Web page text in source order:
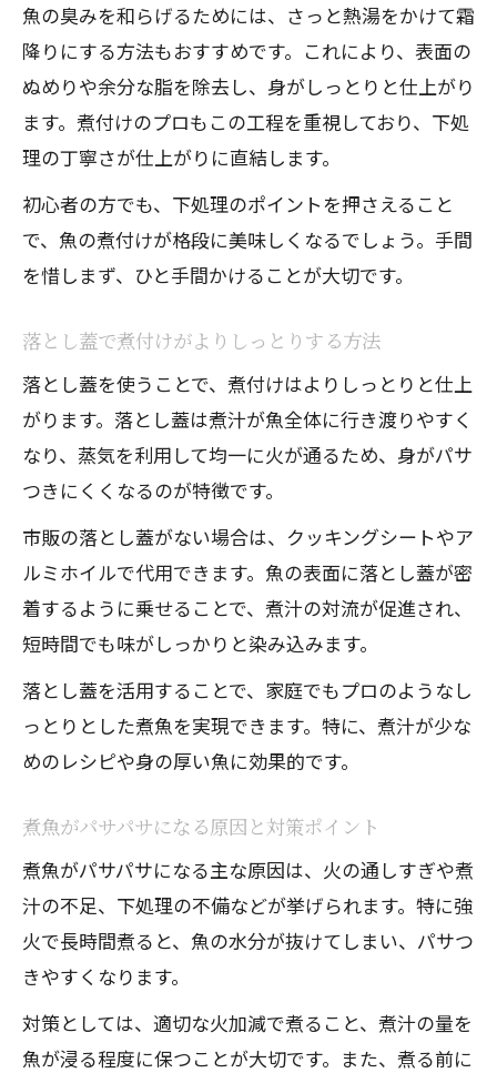
煮付けの煮詰めすぎ防止タイミングの見
極め
煮魚が固くならない火加減調整のコツ
プロも実践する煮付けの味しみテクニック
煮付けを冷ますことで味がしみる理由と
は
煮魚を一晩寝かせて美味しくするコツ
煮付けで味を染み込ませる裏技を紹介
プロが教える煮魚の味しみ時間管理術
落とし蓋活用で煮付けの味を均一にする
方法
煮汁が決め手の煮付けを極める方法
煮付けのたれの割合が美味しさを左右す
魚の煮付けに合う煮汁レシピのポイント
煮付けの煮汁を煮詰めて旨みを凝縮する
技
簡単にできるめんつゆで煮付けのコツ紹
煮汁の味を整えるプロの煮付けテクニッ
魚の臭みを和らげるためには、さっと熱湯をかけて霜
降りにする方法もおすすめです。これにより、表面の
ぬめりや余分な脂を除去し、身がしっとりと仕上がり
ます。煮付けのプロもこの工程を重視しており、下処
理の丁寧さが仕上がりに直結します。
初心者の方でも、下処理のポイントを押さえること
で、魚の煮付けが格段に美味しくなるでしょう。手間
を惜しまず、ひと手間かけることが大切です。
落とし蓋で煮付けがよりしっとりする方法
落とし蓋を使うことで、煮付けはよりしっとりと仕上
がります。落とし蓋は煮汁が魚全体に行き渡りやすく
なり、蒸気を利用して均一に火が通るため、身がパサ
つきにくくなるのが特徴です。
市販の落とし蓋がない場合は、クッキングシートやア
ルミホイルで代用できます。魚の表面に落とし蓋が密
着するように乗せることで、煮汁の対流が促進され、
短時間でも味がしっかりと染み込みます。
落とし蓋を活用することで、家庭でもプロのようなし
っとりとした煮魚を実現できます。特に、煮汁が少な
めのレシピや身の厚い魚に効果的です。
煮魚がパサパサになる原因と対策ポイント
煮魚がパサパサになる主な原因は、火の通しすぎや煮
汁の不足、下処理の不備などが挙げられます。特に強
火で長時間煮ると、魚の水分が抜けてしまい、パサつ
きやすくなります。
対策としては、適切な火加減で煮ること、煮汁の量を
魚が浸る程度に保つことが大切です。また、煮る前に